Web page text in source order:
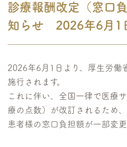
診療報酬改定（窓口
知らせ 2026年6月1
2026年6月1日より、厚生労働
施行されます。
これに伴い、全国一律で医療
療の点数）が改訂されるため、
患者様の窓口負担額が一部変更